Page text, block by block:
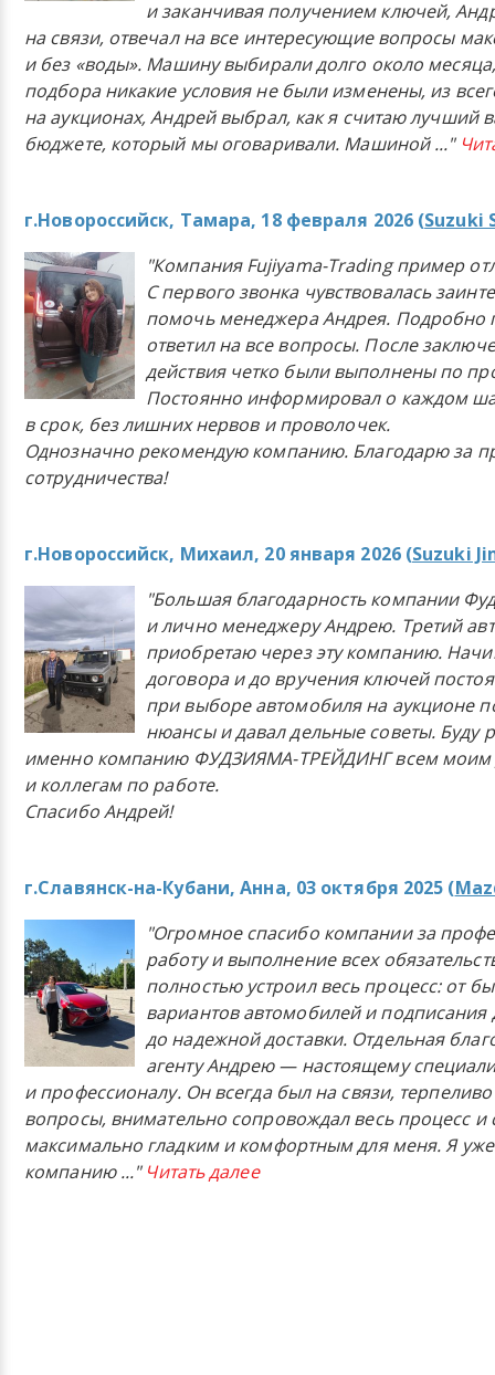
и заканчивая получением ключей,
на связи, отвечал на все интересующие вопросы
и без «воды». Машину выбирали долго около
подбора никакие условия не были изменены, из
на аукционах, Андрей выбрал, как я считаю лучший
бюджете, который мы оговаривали. Машиной..."
г.Новороссийск, Тамара, 18 февраля 2026 (Suzuki
"Компания Fujiyama-Trading пример
С первого звонка чувствовалась
помочь менеджера Андрея. Подробно
ответил на все вопросы. После
действия четко были выполнены по
Постоянно информировал о каждом
в срок, без лишних нервов и проволочек.
Однозначно рекомендую компанию. Благодарю за
сотрудничества!
г.Новороссийск, Михаил, 20 января 2026 (Suzuki
"Большая благодарность компании
и лично менеджеру Андрею. Третий
приобретаю через эту компанию.
договора и до вручения ключей
при выборе автомобиля на аукционе
нюансы и давал дельные советы. Буду
именно компанию ФУДЗИЯМА-ТРЕЙДИНГ всем моим
и коллегам по работе.
Спасибо Андрей!
г.Славянск-на-Кубани, Анна, 03 октября 2025 (
"Огромное спасибо компании за
работу и выполнение всех
полностью устроил весь процесс: от
вариантов автомобилей и подписания
до надежной доставки. Отдельная
агенту Андрею — настоящему
и профессионалу. Он всегда был на связи,
вопросы, внимательно сопровождал весь процесс и
максимально гладким и комфортным для меня. Я
компанию..." Читать далее